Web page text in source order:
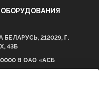
212029, Г.
43Б
0000 В ОАО «АСБ
298057537000